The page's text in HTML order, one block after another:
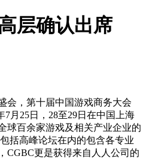
层确认出席
会，第十届中国游戏商务大会
7月25日，28至29日在中国上海
球百余家游戏及相关产业企业的
括高峰论坛在内的包含各专业
CGBC更是获得来自人人公司的